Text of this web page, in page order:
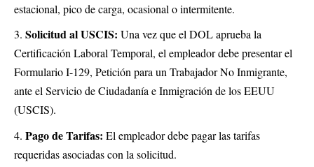
estacional, pico de carga, ocasional o intermitente.
Solicitud al USCIS: Una vez que el DOL aprueba la
Certificación Laboral Temporal, el empleador debe presentar el
Formulario I-129, Petición para un Trabajador No Inmigrante,
ante el Servicio de Ciudadanía e Inmigración de los EEUU
(USCIS).
Pago de Tarifas: El empleador debe pagar las tarifas
requeridas asociadas con la solicitud.